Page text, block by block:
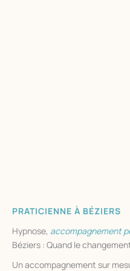
PRATICIENNE À BÉZIERS
Hypnose, accompagnement
Béziers : Quand le
Un accompagnement sur